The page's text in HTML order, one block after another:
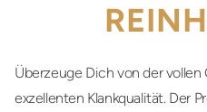
Überzeuge Dich von der
exzellenten Klankqualität. Der